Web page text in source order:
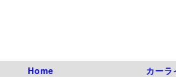
Home カーラ